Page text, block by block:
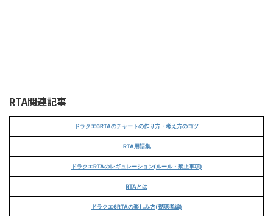
RTA関連記事
ドラクエ6RTAのチャートの作り方・考え方のコツ
RTA用語集
ドラクエRTAのレギュレーション(ルール・禁止事項)
RTAとは
ドラクエ6RTAの楽しみ方(視聴者編)